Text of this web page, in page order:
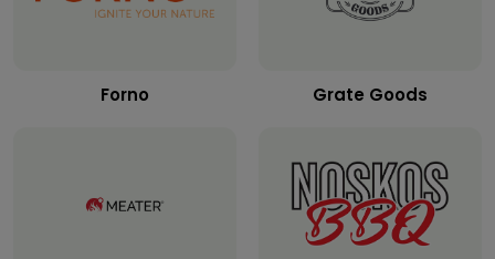
Forno Grate Goods